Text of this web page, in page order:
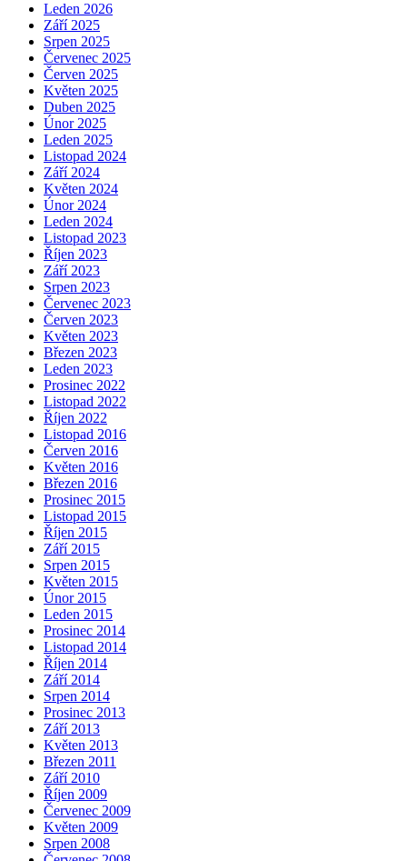
Leden 2026
Září 2025
Srpen 2025
Červenec 2025
Červen 2025
Květen 2025
Duben 2025
Únor 2025
Leden 2025
Listopad 2024
Září 2024
Květen 2024
Únor 2024
Leden 2024
Listopad 2023
Říjen 2023
Září 2023
Srpen 2023
Červenec 2023
Červen 2023
Květen 2023
Březen 2023
Leden 2023
Prosinec 2022
Listopad 2022
Říjen 2022
Listopad 2016
Červen 2016
Květen 2016
Březen 2016
Prosinec 2015
Listopad 2015
Říjen 2015
Září 2015
Srpen 2015
Květen 2015
Únor 2015
Leden 2015
Prosinec 2014
Listopad 2014
Říjen 2014
Září 2014
Srpen 2014
Prosinec 2013
Září 2013
Květen 2013
Březen 2011
Září 2010
Říjen 2009
Červenec 2009
Květen 2009
Srpen 2008